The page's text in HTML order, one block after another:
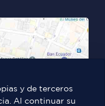
y de terceros
Al continuar su